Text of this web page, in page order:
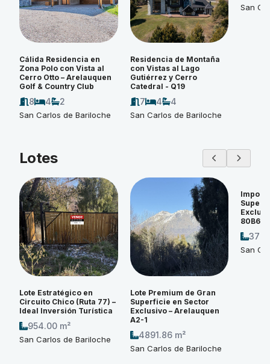
Cálida Residencia en
Zona Polo con Vista al
Cerro Otto – Arelauquen
Golf & Country Club
8 4 2
San Carlos de Bariloche
Residencia de Montaña
con Vistas al Lago
Gutiérrez y Cerro
Catedral - Q19
7 4 4
San Carlos de Bariloche
San
Lotes
Lote Estratégico en
Circuito Chico (Ruta 77) –
Ideal Inversión Turística
954.00 m²
San Carlos de Bariloche
Lote Premium de Gran
Superficie en Sector
Exclusivo – Arelauquen
A2-1
4891.86 m²
San Carlos de Bariloche
80B6
San